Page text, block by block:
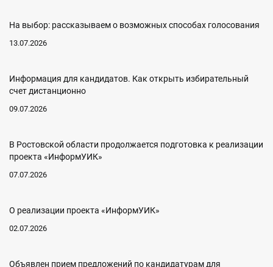
На выбор: рассказываем о возможных способах голосования
13.07.2026
Информация для кандидатов. Как открыть избирательный
счет дистанционно
09.07.2026
В Ростовской области продолжается подготовка к реализации
проекта «ИнформУИК»
07.07.2026
О реализации проекта «ИнформУИК»
02.07.2026
Объявлен прием предложений по кандидатурам для